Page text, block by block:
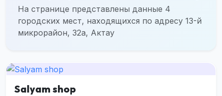
На странице представлены данные 4
городских мест, находящихся по адресу 13-й
микрорайон, 32а, Актау
Salyam shop